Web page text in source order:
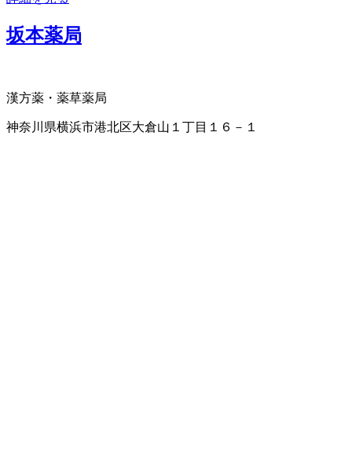
坂本薬局
漢方薬・薬草薬局
神奈川県横浜市港北区大倉山１丁目１６－１